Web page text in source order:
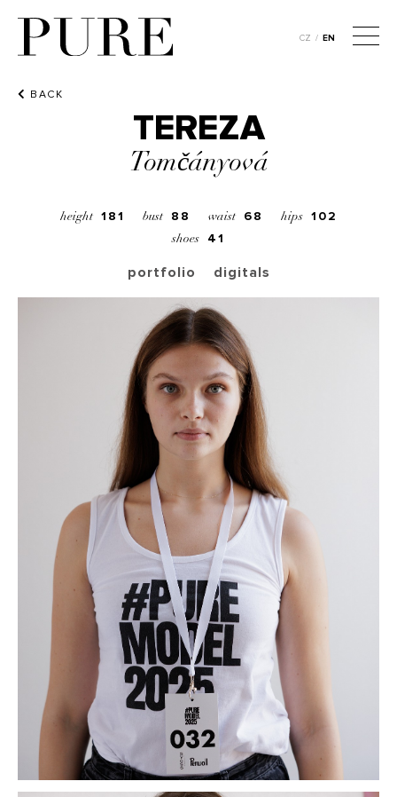
CZ / EN
BACK
TEREZA
Tomčányová
height 181 bust 88 waist 68 hips 102
shoes 41
portfolio digitals